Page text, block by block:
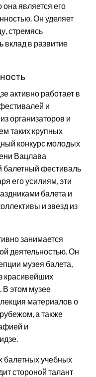
она является его
Он уделяет
стремясь
вклад в развитие
активно работает в
и
организаторов и
таких крупных
конкурс молодых
Вацлава
фестиваль
его усилиям, эти
балета и
и звезд из
занимается
деятельностью. Он
музея балета,
красивейших
В этом музее
материалов о
а также
и
балетных учебных
стороной талант